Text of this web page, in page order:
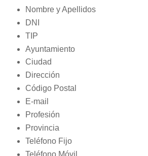
Nombre y Apellidos
DNI
TIP
Ayuntamiento
Ciudad
Dirección
Código Postal
E-mail
Profesión
Provincia
Teléfono Fijo